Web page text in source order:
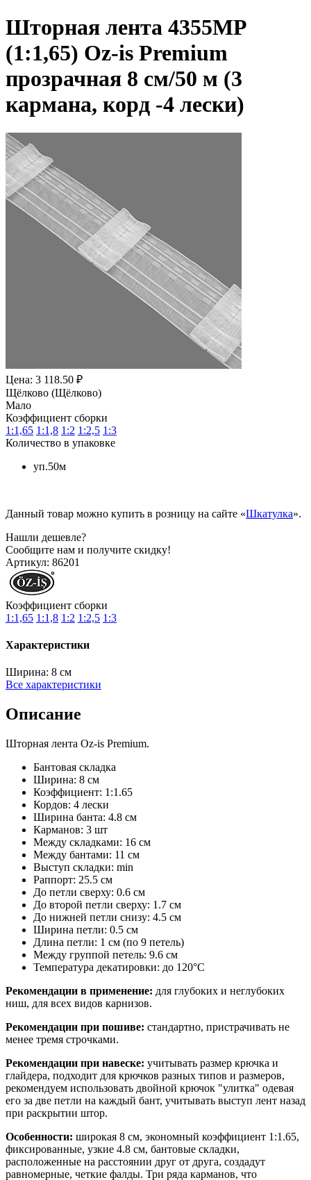
Шторная лента 4355MP
(1:1,65) Oz-is Premium
прозрачная 8 см/50 м (3
кармана, корд -4 лески)
Цена: 3 118.50 ₽
Щёлково (Щёлково)
Мало
Коэффициент сборки
1:1,65 1:1,8 1:2 1:2,5 1:3
Количество в упаковке
уп.50м
Данный товар можно купить в розницу на сайте «Шкатулка».
Нашли дешевле?
Сообщите нам и получите скидку!
Артикул: 86201
Коэффициент сборки
1:1,65 1:1,8 1:2 1:2,5 1:3
Характеристики
Ширина: 8 см
Все характеристики
Описание
Шторная лента Oz-is Premium.
Бантовая складка
Ширина: 8 см
Коэффициент: 1:1.65
Кордов: 4 лески
Ширина банта: 4.8 см
Карманов: 3 шт
Между складками: 16 см
Между бантами: 11 см
Выступ складки: min
Раппорт: 25.5 см
До петли сверху: 0.6 см
До второй петли сверху: 1.7 см
До нижней петли снизу: 4.5 см
Ширина петли: 0.5 см
Длина петли: 1 см (по 9 петель)
Между группой петель: 9.6 см
Температура декатировки: до 120°С
Рекомендации в применение: для глубоких и неглубоких
ниш, для всех видов карнизов.
Рекомендации при пошиве: стандартно, пристрачивать не
менее тремя строчками.
Рекомендации при навеске: учитывать размер крючка и
глайдера, подходит для крючков разных типов и размеров,
рекомендуем использовать двойной крючок "улитка" одевая
его за две петли на каждый бант, учитывать выступ лент назад
при раскрытии штор.
Особенности: широкая 8 см, экономный коэффициент 1:1.65,
фиксированные, узкие 4.8 см, бантовые складки,
расположенные на расстоянии друг от друга, создадут
равномерные, четкие фалды. Три ряда карманов, что